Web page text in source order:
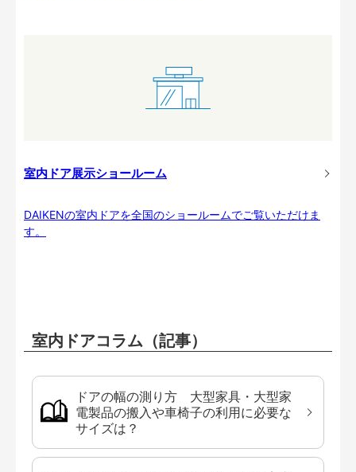
室内ドア展示ショールーム
DAIKENの室内ドアを全国のショールームでご覧いただけま
す。
室内ドアコラム（記事）
ドアの幅の測り方 大型家具・大型家
電製品の搬入や車椅子の利用に必要な
サイズは？